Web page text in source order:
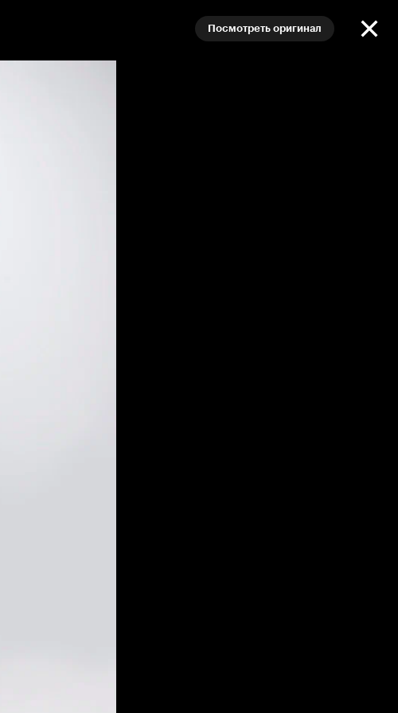
Посмотреть оригинал